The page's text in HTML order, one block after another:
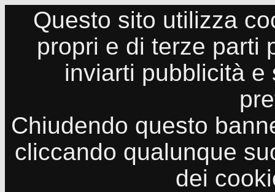
Questo sito utilizza
propri e di terze parti
inviarti pubblicità
Chiudendo questo
cliccando qualunque
dei